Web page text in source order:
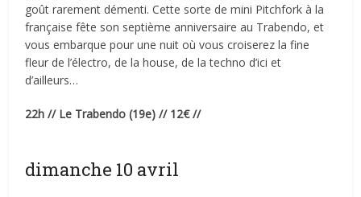
goût rarement démenti. Cette sorte de mini Pitchfork à la
française fête son septième anniversaire au Trabendo, et
vous embarque pour une nuit où vous croiserez la fine
fleur de l’électro, de la house, de la techno d’ici et
d’ailleurs…
22h // Le Trabendo (19e) // 12€ //
dimanche 10 avril